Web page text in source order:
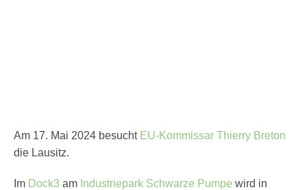
Am 17. Mai 2024 besucht EU-Kommissar Thierry Breton
die Lausitz.
Im Dock3 am Industriepark Schwarze Pumpe wird in